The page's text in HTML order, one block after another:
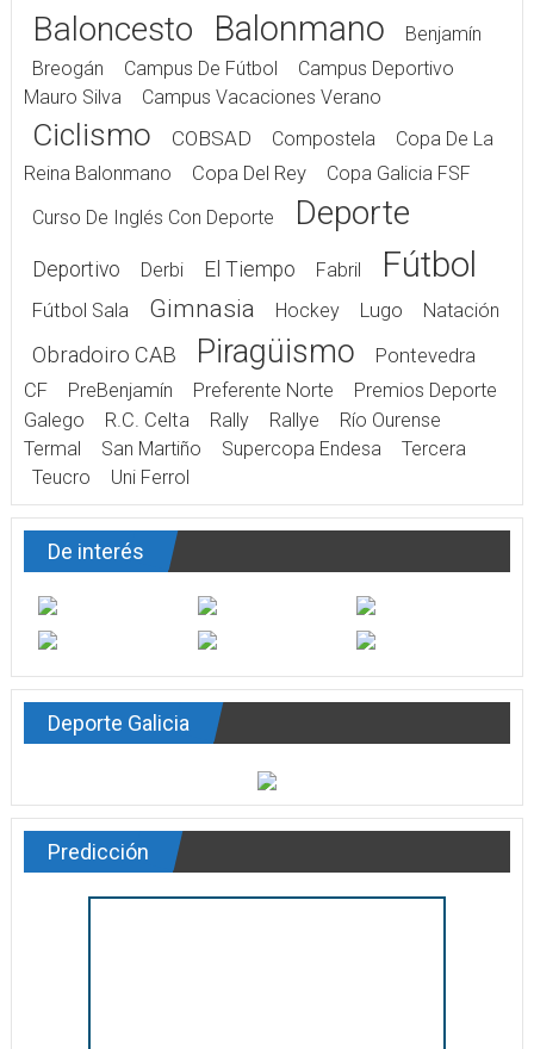
Baloncesto Balonmano
Benjamín
Breogán
Campus De Fútbol
Campus Deportivo
Mauro Silva
Campus Vacaciones Verano
Ciclismo COBSAD Compostela
Copa De La
Reina Balonmano
Copa Del Rey
Copa Galicia FSF
Curso De Inglés Con Deporte
Deporte
Deportivo Derbi El Tiempo Fabril Fútbol
Fútbol Sala Gimnasia Hockey Lugo Natación
Obradoiro CAB Piragüismo
Pontevedra
CF
PreBenjamín Preferente Norte
Premios Deporte
Galego
R.C. Celta Rally Rallye
Río Ourense
Termal
San Martiño Supercopa Endesa
Tercera
Teucro
Uni Ferrol
De interés
Deporte Galicia
Predicción